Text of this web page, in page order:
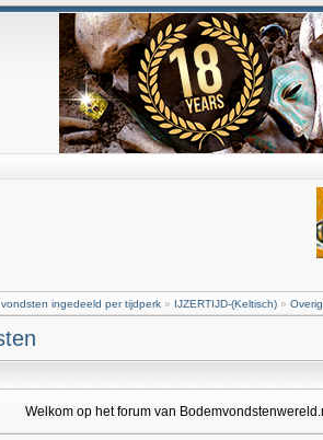
ingedeeld per tijdperk » IJZERTIJD-(Keltisch) »
Welkom op het forum van